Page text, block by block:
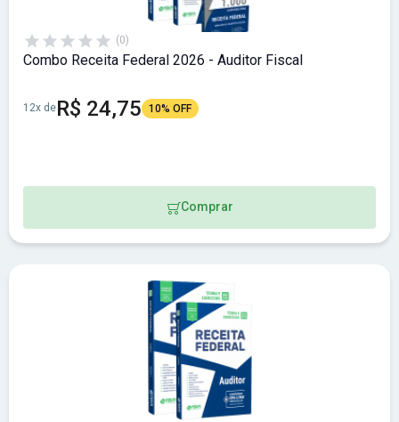
(0)
Combo Receita Federal 2026 - Auditor Fiscal
12x deR$ 24,75 10% OFF
Comprar